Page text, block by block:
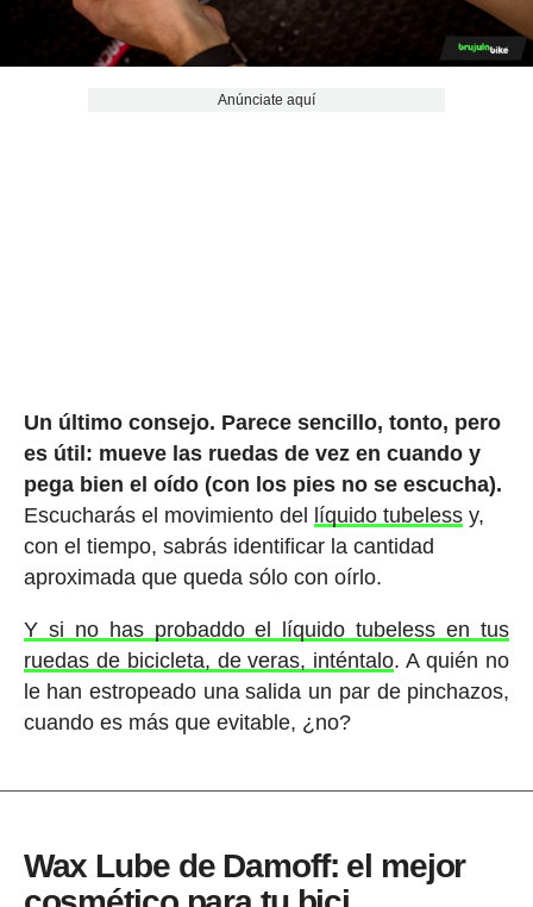
Anúnciate aquí
Un último consejo. Parece sencillo, tonto, pero
es útil: mueve las ruedas de vez en cuando y
pega bien el oído (con los pies no se escucha).
Escucharás el movimiento del líquido tubelessy,
con el tiempo, sabrás identificar la cantidad
aproximada que queda sólo con oírlo.
Y si no has probaddo el líquido tubeless en tus
ruedas de bicicleta, de veras, inténtalo. A quién no
le han estropeado una salida un par de pinchazos,
cuando es más que evitable, ¿no?
Wax Lube de Damoff: el mejor